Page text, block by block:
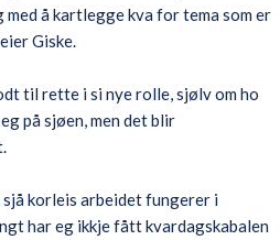
å kartlegge kva for tema som er
Giske.
til rette i si nye rolle, sjølv om ho
på sjøen, men det blir
korleis arbeidet fungerer i
har eg ikkje fått kvardagskabalen